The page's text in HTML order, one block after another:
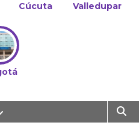
Cúcuta Valledupar